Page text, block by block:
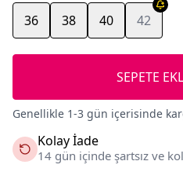
36 38 40 42
SEPETE
Genellikle 1-3 gün içerisinde
Kolay İade
14 gün içinde şartsız ve